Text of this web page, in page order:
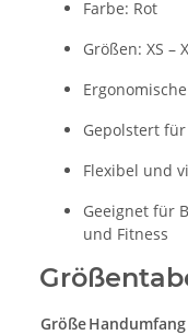
Farbe: Rot
Größen: XS –
Gepolstert
Flexibel und
Geeignet für
und Fitness
GrößeHandumfang